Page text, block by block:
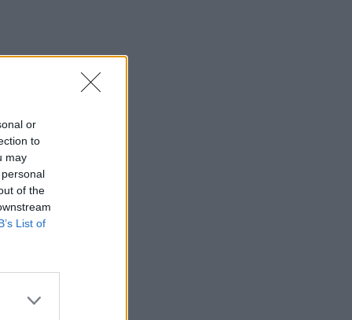
or
to
may
of the
List of